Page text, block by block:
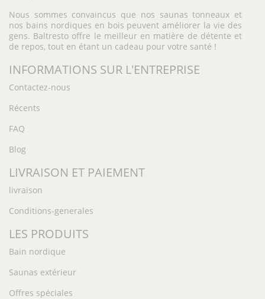
Nous sommes convaincus que nos saunas tonneaux et
nos bains nordiques en bois peuvent améliorer la vie des
gens. Baltresto offre le meilleur en matière de détente et
de repos, tout en étant un cadeau pour votre santé !
INFORMATIONS SUR L'ENTREPRISE
Contactez-nous
Récents
FAQ
Blog
LIVRAISON ET PAIEMENT
livraison
Conditions-generales
LES PRODUITS
Bain nordique
Saunas extérieur
Offres spéciales